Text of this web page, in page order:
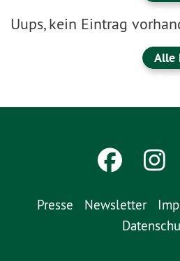
Uups, kein Eintrag
Alle
Presse Newsletter